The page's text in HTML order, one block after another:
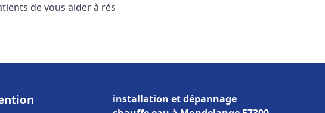
de vous aider à rés
installation et dépannage